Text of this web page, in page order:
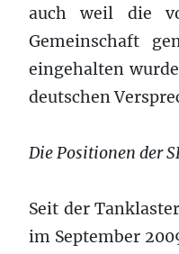
auch weil die
Gemeinschaft
eingehalten
deutschen
Die Positionen der
Seit der
im September